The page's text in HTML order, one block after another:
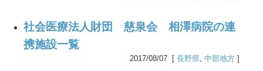
社会医療法人財団 慈泉会 相澤病院の連
携施設一覧
2017/08/07 [ 長野県 中部地方 ]